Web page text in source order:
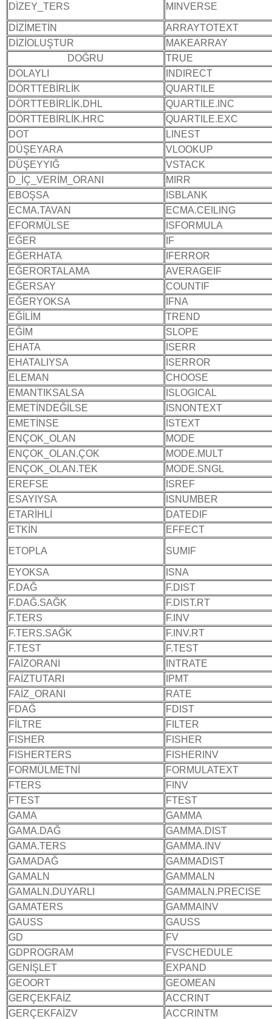
DİZEY_TERS MINVERSE
DİZİMETİN
ARRAYTOTEXT
DİZİOLUŞTUR
MAKEARRAY
DOĞRU
TRUE
DOLAYLI
INDIRECT
DÖRTTEBİRLİK
QUARTILE
DÖRTTEBİRLİK.DHL
QUARTILE.INC
DÖRTTEBİRLİK.HRC
QUARTILE.EXC
DOT
LINEST
DÜŞEYARA
VLOOKUP
DÜŞEYYIĞ
VSTACK
D_İÇ_VERİM_ORANI
MIRR
EBOŞSA
ISBLANK
ECMA.TAVAN
ECMA.CEILING
EFORMÜLSE
ISFORMULA
EĞER
IF
EĞERHATA
IFERROR
EĞERORTALAMA
AVERAGEIF
EĞERSAY
COUNTIF
EĞERYOKSA
IFNA
EĞİLİM
TREND
EĞİM
SLOPE
EHATA
ISERR
EHATALIYSA
ISERROR
ELEMAN
CHOOSE
EMANTIKSALSA
ISLOGICAL
EMETİNDEĞİLSE
ISNONTEXT
EMETİNSE
ISTEXT
ENÇOK_OLAN
MODE
ENÇOK_OLAN.ÇOK
MODE.MULT
ENÇOK_OLAN.TEK
MODE.SNGL
EREFSE
ISREF
ESAYIYSA
ISNUMBER
ETARİHLİ
DATEDIF
ETKİN
EFFECT
ETOPLA SUMIF
EYOKSA
ISNA
F.DAĞ
F.DIST
F.DAĞ.SAĞK
F.DIST.RT
F.TERS
F.INV
F.TERS.SAĞK
F.INV.RT
F.TEST
F.TEST
FAİZORANI
INTRATE
FAİZTUTARI
IPMT
FAİZ_ORANI
RATE
FDAĞ
FDIST
FİLTRE
FILTER
FISHER
FISHER
FISHERTERS
FISHERINV
FORMÜLMETNİ
FORMULATEXT
FTERS
FINV
FTEST
FTEST
GAMA
GAMMA
GAMA.DAĞ
GAMMA.DIST
GAMA.TERS
GAMMA.INV
GAMADAĞ
GAMMADIST
GAMALN
GAMMALN
GAMALN.DUYARLI
GAMMALN.PRECISE
GAMATERS
GAMMAINV
GAUSS
GAUSS
GD
FV
GDPROGRAM
FVSCHEDULE
GENİŞLET
EXPAND
GEOORT
GEOMEAN
GERÇEKFAİZ
ACCRINT
GERÇEKFAİZV
ACCRINTM